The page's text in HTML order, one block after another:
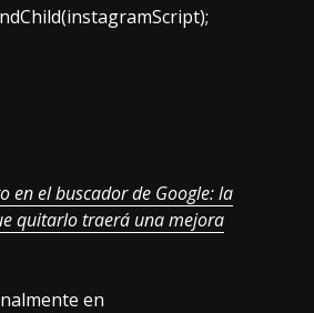
en el buscador de Google: la
quitarlo traerá una mejora
en